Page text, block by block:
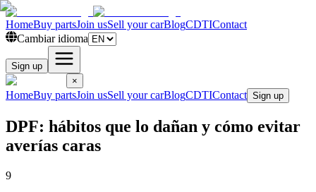
HomeBuy partsJoin usSell your carBlogCDTIContact
Cambiar idioma
Sign up
×
HomeBuy partsJoin usSell your carBlogCDTIContact Sign up
DPF: hábitos que lo dañan y cómo evitar
averías caras
9